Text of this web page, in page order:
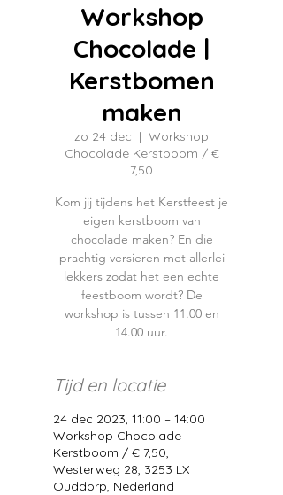
Workshop
Chocolade |
Kerstbomen
maken
zo 24 dec
  |
Workshop
Chocolade Kerstboom / €
7,50
Kom jij tijdens het Kerstfeest je
eigen kerstboom van
chocolade maken? En die
prachtig versieren met allerlei
lekkers zodat het een echte
feestboom wordt? De
workshop is tussen 11.00 en
14.00 uur.
Tijd en locatie
24 dec 2023, 11:00 – 14:00
Workshop Chocolade
Kerstboom / € 7,50,
Westerweg 28, 3253 LX
Ouddorp, Nederland